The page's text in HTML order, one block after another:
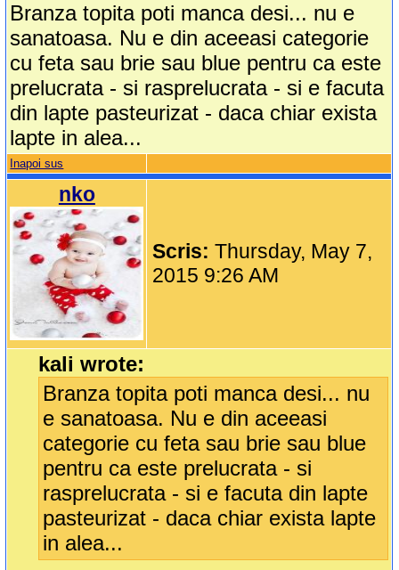
Branza topita poti manca desi... nu e
sanatoasa. Nu e din aceeasi categorie
cu feta sau brie sau blue pentru ca este
prelucrata - si rasprelucrata - si e facuta
din lapte pasteurizat - daca chiar exista
lapte in alea...
Inapoi sus
nko
Scris:Thursday, May 7,
2015 9:26 AM
kali wrote:
Branza topita poti manca desi... nu
e sanatoasa. Nu e din aceeasi
categorie cu feta sau brie sau blue
pentru ca este prelucrata - si
rasprelucrata - si e facuta din lapte
pasteurizat - daca chiar exista lapte
in alea...